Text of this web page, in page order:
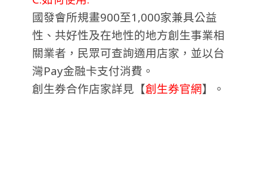
國發會所規畫900至1,000家兼具公益
性、共好性及在地性的地方創生事業相
關業者，民眾可查詢適用店家，並以台
灣Pay金融卡支付消費。
創生券合作店家詳見【創生券官網】。